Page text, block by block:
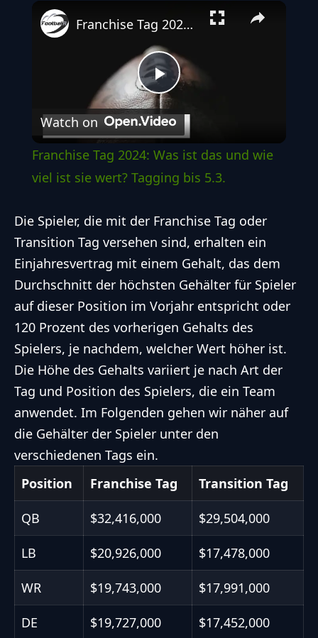
Play
Video
Franchise Tag 2024: Was ist das und wie viel ist sie wert? Tagging bis 5.3.
Watch on
Franchise Tag 2024: Was ist das und wie
viel ist sie wert? Tagging bis 5.3.
Die Spieler, die mit der Franchise Tag oder
Transition Tag versehen sind, erhalten ein
Einjahresvertrag mit einem Gehalt, das dem
Durchschnitt der höchsten Gehälter für Spieler
auf dieser Position im Vorjahr entspricht oder
120 Prozent des vorherigen Gehalts des
Spielers, je nachdem, welcher Wert höher ist.
Die Höhe des Gehalts variiert je nach Art der
Tag und Position des Spielers, die ein Team
anwendet. Im Folgenden gehen wir näher auf
die Gehälter der Spieler unter den
verschiedenen Tags ein.
Position
Franchise Tag Transition Tag
QB $32,416,000 $29,504,000
LB $20,926,000 $17,478,000
WR $19,743,000 $17,991,000
DE $19,727,000 $17,452,000